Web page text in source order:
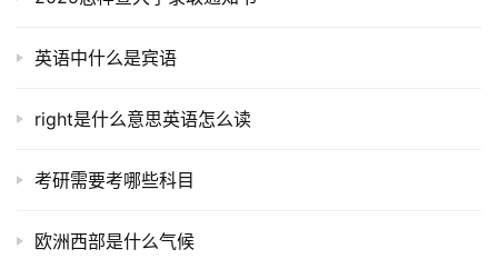
英语中什么是宾语
right是什么意思英语怎么读
考研需要考哪些科目
欧洲西部是什么气候